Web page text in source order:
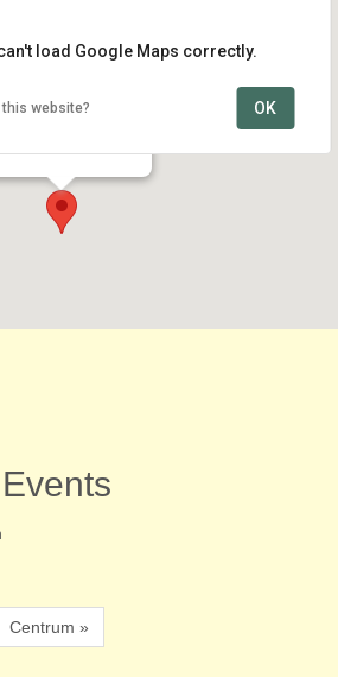
load Google Maps correctly.
this website? OK
Centrum »